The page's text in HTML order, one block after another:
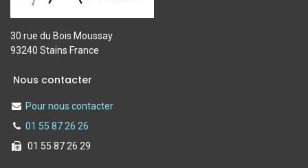
30 rue du Bois Moussay
93240 Stains France
Nous contacter
Pour nous contacter
01 55 87 26 26
01 55 87 26 29